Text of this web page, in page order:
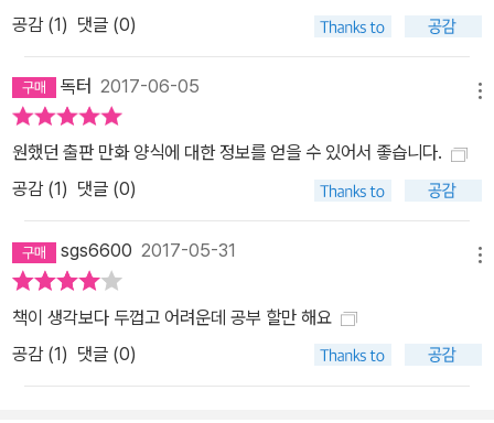
공감 (1) 댓글 (0)
독터 2017-06-05
원했던 출판 만화 양식에 대한 정보를 얻을 수 있어서 좋습니다.
공감 (1) 댓글 (0)
sgs6600 2017-05-31
책이 생각보다 두껍고 어려운데 공부 할만 해요
공감 (1) 댓글 (0)